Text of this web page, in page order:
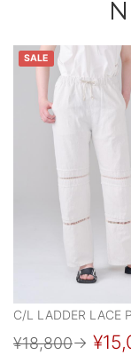
SALE
C/L LADDER LACE
¥18,800→